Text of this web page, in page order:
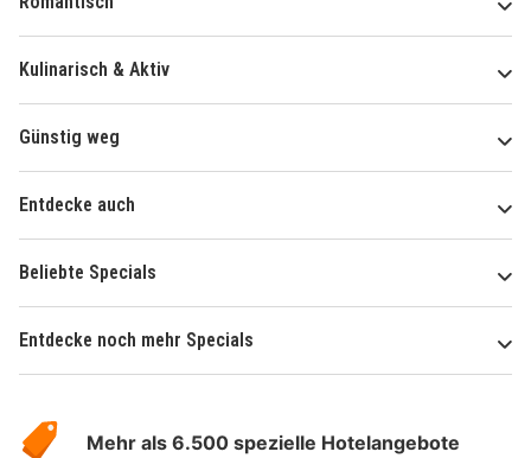
Kulinarisch & Aktiv
Günstig weg
Entdecke auch
Beliebte Specials
Entdecke noch mehr Specials
Hotelspecials
Mehr als 6.500 spezielle Hotelangebote